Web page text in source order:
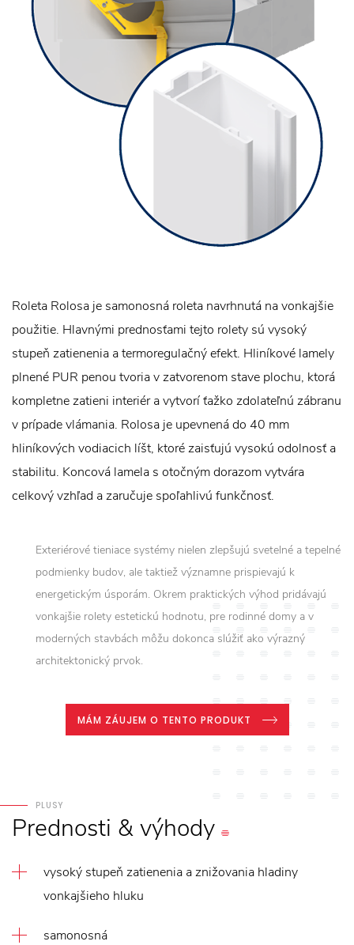
Roleta Rolosa je samonosná roleta navrhnutá na vonkajšie
použitie. Hlavnými prednosťami tejto rolety sú vysoký
stupeň zatienenia a termoregulačný efekt. Hliníkové lamely
plnené PUR penou tvoria v zatvorenom stave plochu, ktorá
kompletne zatieni interiér a vytvorí ťažko zdolateľnú zábranu
v prípade vlámania. Rolosa je upevnená do 40 mm
hliníkových vodiacich líšt, ktoré zaisťujú vysokú odolnosť a
stabilitu. Koncová lamela s otočným dorazom vytvára
celkový vzhľad a zaručuje spoľahlivú funkčnosť.
Exteriérové tieniace systémy nielen zlepšujú svetelné a tepelné
podmienky budov, ale taktiež významne prispievajú k
energetickým úsporám. Okrem praktických výhod pridávajú
vonkajšie rolety estetickú hodnotu, pre rodinné domy a v
moderných stavbách môžu dokonca slúžiť ako výrazný
architektonický prvok.
MÁM ZÁUJEM O TENTO PRODUKT
PLUSY
Prednosti &výhody
vysoký stupeň zatienenia a znižovania hladiny
vonkajšieho hluku
samonosná